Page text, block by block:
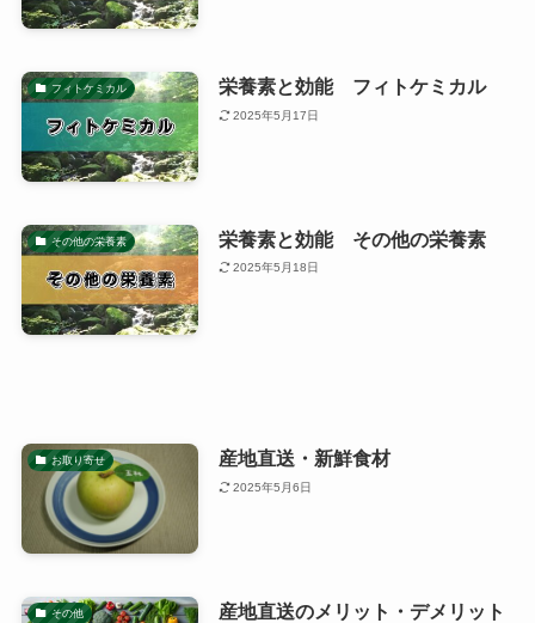
フィトケミカル 栄養素と効能 フィトケミカル
2025年5月17日
その他の栄養素 栄養素と効能 その他の栄養素
2025年5月18日
お取り寄せ 産地直送・新鮮食材
2025年5月6日
その他 産地直送のメリット・デメリット